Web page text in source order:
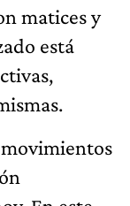
matices y
está